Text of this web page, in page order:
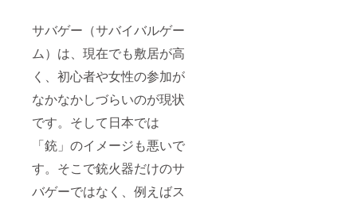
サバゲー（サバイバルゲー
ム）は、現在でも敷居が高
く、初心者や女性の参加が
なかなかしづらいのが現状
です。そして日本では
「銃」のイメージも悪いで
す。そこで銃火器だけのサ
バゲーではなく、例えばス